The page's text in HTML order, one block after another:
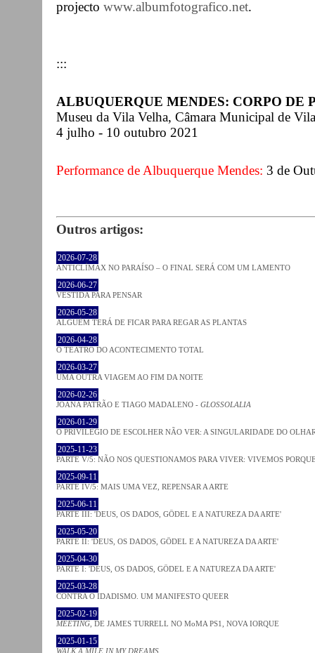
projecto www.albumfotografico.net.
:::
ALBUQUERQUE MENDES: CORPO DE
Museu da Vila Velha, Câmara Municipal de
4 julho - 10 outubro 2021
Performance de Albuquerque Mendes: 3 de
Outros artigos:
2026-07-28
ANTICLÍMAX NO PARAÍSO – O FINAL SERÁ COM UM LAMENTO
2026-06-27
VESTIDA PARA PENSAR
2026-05-28
ALGUÉM TERÁ DE FICAR PARA REGAR AS PLANTAS
2026-04-28
O TEATRO DO ACONTECIMENTO TOTAL
2026-03-27
UMA OUTRA VIAGEM AO FIM DA NOITE
2026-02-26
JOANA PATRÃO E TIAGO MADALENO - GLOSSOLALIA
2026-01-29
O PRIVILÉGIO DE ESCOLHER NÃO VER: A SINGULARIDADE DO
2025-11-23
PARTE V/5: NÃO NOS QUESTIONAMOS PARA VIVER: VIVEMOS
2025-09-11
PARTE IV/5: MAIS UMA VEZ, REPENSAR A ARTE
2025-06-11
PARTE III: 'DEUS, OS DADOS, GÖDEL E A NATUREZA DA ARTE'
2025-05-20
PARTE II: 'DEUS, OS DADOS, GÖDEL E A NATUREZA DA ARTE'
2025-04-30
PARTE I: 'DEUS, OS DADOS, GÖDEL E A NATUREZA DA ARTE'
2025-03-28
CONTRA O IDADISMO. UM MANIFESTO QUEER
2025-02-19
MEETING , DE JAMES TURRELL NO MoMA PS1, NOVA IORQUE
2025-01-15
WALK A MILE IN MY DREAMS